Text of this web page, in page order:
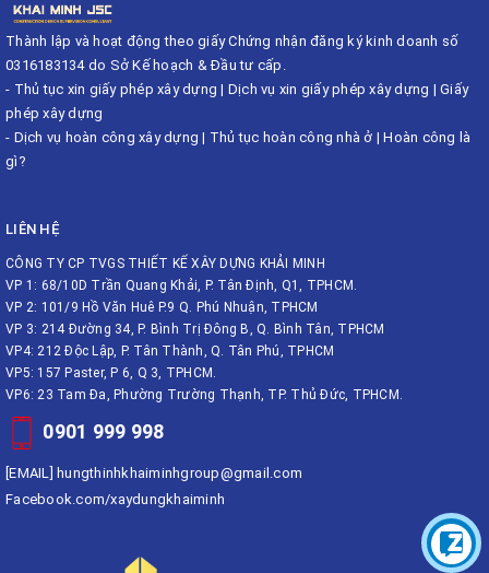
Thành lập và hoạt động theo giấy Chứng nhận đăng ký kinh doanh số
0316183134 do Sở Kế hoạch & Đầu tư cấp.
- Thủ tục xin giấy phép xây dựng | Dịch vụ xin giấy phép xây dựng | Giấy
phép xây dựng
- Dịch vụ hoàn công xây dựng | Thủ tục hoàn công nhà ở |Hoàn công là
gì?
LIÊN HỆ
CÔNG TY CP TVGS THIẾT KẾ XÂY DỰNG KHẢI MINH
VP 1: 68/10D Trần Quang Khải, P. Tân Định, Q1, TPHCM.
VP 2: 101/9 Hồ Văn Huê P.9 Q. Phú Nhuận, TPHCM
VP 3: 214 Đường 34, P. Bình Trị Đông B, Q. Bình Tân, TPHCM
VP4: 212 Độc Lập, P. Tân Thành, Q. Tân Phú, TPHCM
VP5: 157 Paster, P 6, Q 3, TPHCM.
VP6: 23 Tam Đa, Phường Trường Thạnh, TP. Thủ Đức, TPHCM.
0901 999 998
[EMAIL] hungthinhkhaiminhgroup@gmail.com
Facebook.com/xaydungkhaiminh